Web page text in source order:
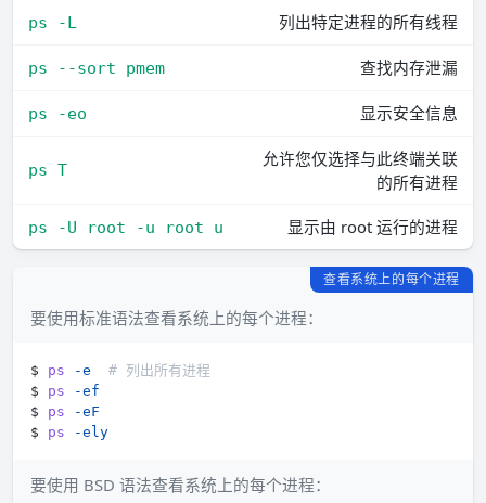
ps -L 列出特定进程的所有线程
ps --sort pmem 查找内存泄漏
ps -eo 显示安全信息
ps T
允许您仅选择与此终端关联
的所有进程
ps -U root -u root u 显示由 root 运行的进程
查看系统上的每个进程
要使用标准语法查看系统上的每个进程：
$ ps -e
# 列出所有进程
$ ps
-ef
$ ps
-eF
$ ps -ely
要使用 BSD 语法查看系统上的每个进程：